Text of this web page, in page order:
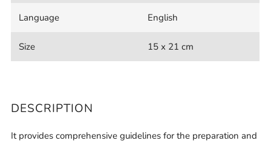
Language English
Size 15 x 21 cm
DESCRIPTION
It provides comprehensive guidelines for the preparation and